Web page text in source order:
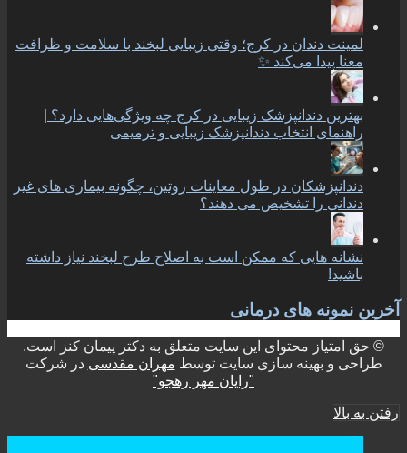
لمینت دندان در کرج؛ وقتی زیبایی لبخند با سلامت و ظرافت
معنا پیدا می‌کند ✨
بهترین دندانپزشک زیبایی در کرج چه ویژگی‌هایی دارد؟ |
راهنمای انتخاب دندانپزشک زیبایی و ترمیمی
دندانپزشکان در طول معاینات روتین، چگونه بیماری های غیر
دندانی را تشخیص می دهند؟
نشانه هایی که ممکن است به اصلاح طرح لبخند نیاز داشته
باشید!
آخرین نمونه های درمانی
© حق امتیاز محتوای این سایت متعلق به دکتر پیمان کنز است.
طراحی و بهینه سازی سایت توسط مهران مقدسی در شرکت
"رایان مهر رهجو"
رفتن به بالا